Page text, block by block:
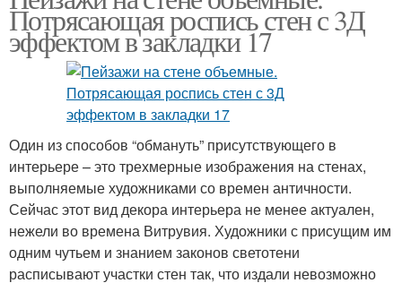
Потрясающая роспись стен с 3Д
эффектом в закладки 17
Один из способов “обмануть” присутствующего в
интерьере – это трехмерные изображения на стенах,
выполняемые художниками со времен античности.
Сейчас этот вид декора интерьера не менее актуален,
нежели во времена Витрувия. Художники с присущим им
одним чутьем и знанием законов светотени
расписывают участки стен так, что издали невозможно